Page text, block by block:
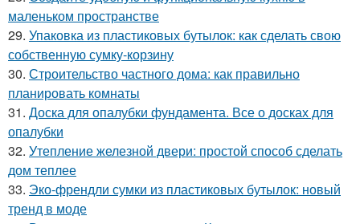
маленьком пространстве
29. Упаковка из пластиковых бутылок: как сделать свою
собственную сумку-корзину
30. Строительство частного дома: как правильно
планировать комнаты
31. Доска для опалубки фундамента. Все о досках для
опалубки
32. Утепление железной двери: простой способ сделать
дом теплее
33. Эко-френдли сумки из пластиковых бутылок: новый
тренд в моде